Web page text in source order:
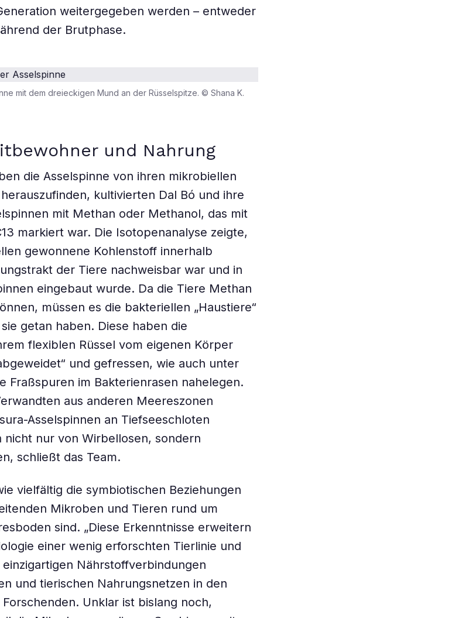
weitergegeben werden – entweder
der Brutphase.
mit dem dreieckigen Mund an der Rüsselspitze. © Shana K.
und Nahrung
die Asselspinne von ihren mikrobiellen
kultivierten Dal Bó und ihre
mit Methan oder Methanol, das mit
markiert war. Die Isotopenanalyse zeigte,
gewonnene Kohlenstoff innerhalb
der Tiere nachweisbar war und in
eingebaut wurde. Da die Tiere Methan
müssen es die bakteriellen „Haustiere“
getan haben. Diese haben die
flexiblen Rüssel vom eigenen Körper
und gefressen, wie auch unter
Fraßspuren im Bakterienrasen nahelegen.
aus anderen Meereszonen
Asselspinnen an Tiefseeschloten
nicht nur von Wirbellosen, sondern
schließt das Team.
vielfältig die symbiotischen Beziehungen
Mikroben und Tieren rund um
sind. „Diese Erkenntnisse erweitern
einer wenig erforschten Tierlinie und
Nährstoffverbindungen
und tierischen Nahrungsnetzen in den
Unklar ist bislang noch,